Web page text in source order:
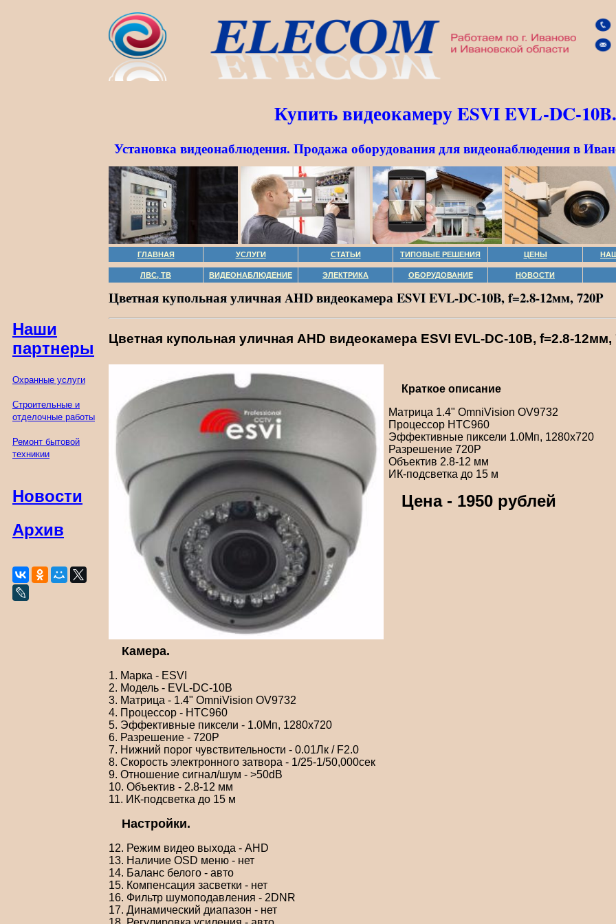
Купить видеокамеру ESVI EVL-DC-10B.
Установка видеонаблюдения. Продажа оборудования для видеонаблюдения в
ГЛАВНАЯ УСЛУГИ СТАТЬИ ТИПОВЫЕ РЕШЕНИЯ ЦЕНЫ
ЛВС, ТВ ВИДЕОНАБЛЮДЕНИЕ ЭЛЕКТРИКА ОБОРУДОВАНИЕ НОВОСТИ
Наши
партнеры
Охранные услуги
Строительные и
отделочные работы
Ремонт бытовой
техникии
Новости
Архив
Цветная купольная уличная AHD видеокамера ESVI EVL-DC-10B, f=2.8-12мм, 720P
Цветная купольная уличная AHD видеокамера ESVI EVL-DC-10B, f=2.8-12мм,
Краткое описание
Матрица 1.4" OmniVision OV9732
Процессор HTC960
Эффективные пиксели 1.0Мп, 1280x720
Разрешение 720P
Объектив 2.8-12 мм
ИК-подсветка до 15 м
Цена - 1950 рублей
Камера.
1. Марка - ESVI
2. Модель - EVL-DC-10B
3. Матрица - 1.4" OmniVision OV9732
4. Процессор - HTC960
5. Эффективные пиксели - 1.0Мп, 1280x720
6. Разрешение - 720P
7. Нижний порог чувствительности - 0.01Лк / F2.0
8. Скорость электронного затвора - 1/25-1/50,000сек
9. Отношение сигнал/шум - >50dB
10. Объектив - 2.8-12 мм
11. ИК-подсветка до 15 м
Настройки.
12. Режим видео выхода - AHD
13. Наличие OSD меню - нет
14. Баланс белого - авто
15. Компенсация засветки - нет
16. Фильтр шумоподавления - 2DNR
17. Динамический диапазон - нет